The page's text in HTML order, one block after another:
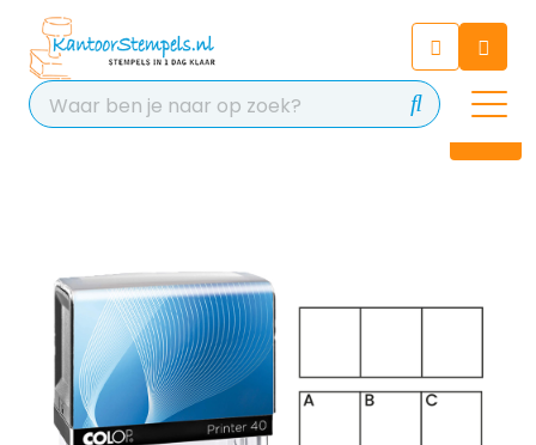
Chat 24/7 met onze chatbot
voor hulp
Contact